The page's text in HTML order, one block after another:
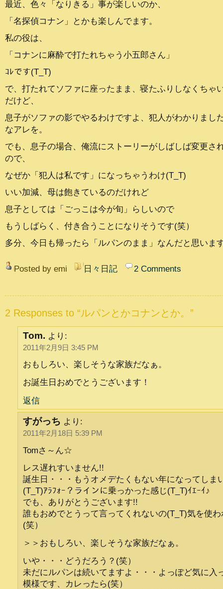
最近、色々「なりきる」事が楽しいのか、
「名探偵コナン」とかも楽しんでます。
私の役は、
「コナンに麻酔で打たれちゃう小五郎さん」
ｺﾚです(T_T)
で、打たれてソファに座ったまま、寝たふりしなくちゃ
だけど、
息子がソファの影でやるわけですよ、犯人がわかりまし
なアレを。
でも、息子の場合、俺流にストーリーがしばしば変更さ
ので、
なぜか「犯人は私です」になっちゃうわけ(T_T)
いい加減、母は飽きているのだけれど
息子としては「ごっこは今が旬」らしいので
もうしばらく、付き合うことになりそうです(笑）
多分、今日も帰ったら「ルパンのまま」なんだと思いま
Posted by emi 日々日記 2 Comments
2 Responses to “ルパンとかコナンとか。”
Tom. より:
2011年2月9日 3:45 PM
おもしろい、楽しそうな家族だなぁ。
お誕生日おめでとうございます！
返信
すがっち より:
2011年2月18日 5:39 PM
Tomさ～ん☆
レス遅れすいません!!
誕生日・・・もうオメデたくもない年になってしま
(T_T)ｱﾗﾌｫｰ？ラインに乗っかった感じ(T_T)ｲｴｰｲ♪
でも、ありがとうございます!!
誰もおめでとうって言ってくれないの(T_T)気を使
(笑）
＞＞おもしろい、楽しそうな家族だなぁ。
いや・・・どうだろう？(笑）
未だにルパンは続いてますよ・・・よっぽど気に入
模様です、カレったら(笑）